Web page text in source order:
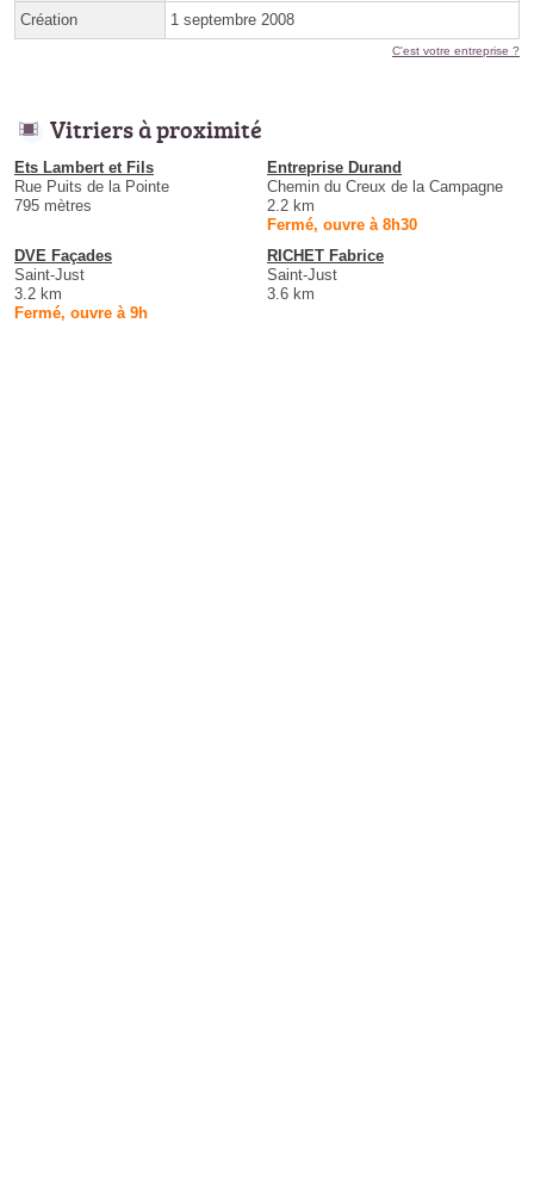
Création 1 septembre 2008
C'est votre entreprise ?
Vitriers à proximité
Ets Lambert et Fils
Rue Puits de la Pointe
795 mètres
Entreprise Durand
Chemin du Creux de la Campagne
2.2 km
Fermé, ouvre à 8h30
DVE Façades
Saint-Just
3.2 km
Fermé, ouvre à 9h
RICHET Fabrice
Saint-Just
3.6 km